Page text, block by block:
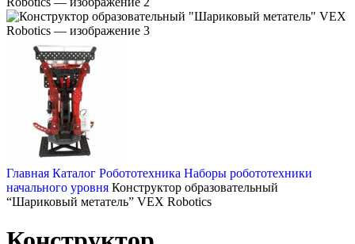
Главная Каталог Робототехника Наборы робототехники
начального уровня Конструктор образовательный
“Шариковый метатель” VEX Robotics